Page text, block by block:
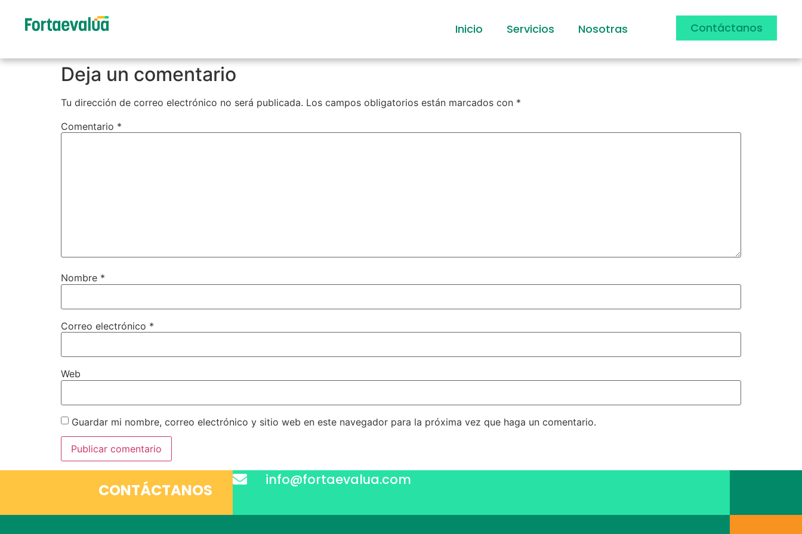
Inicio Servicios Nosotras Contáctanos
Deja un comentario
Tu dirección de correo electrónico no será publicada. Los campos obligatorios están marcados con *
Comentario *
Nombre *
Correo electrónico *
Web
Guardar mi nombre, correo electrónico y sitio web en este navegador para la próxima vez que haga un comentario.
CONTÁCTANOS
info@fortaevalua.com